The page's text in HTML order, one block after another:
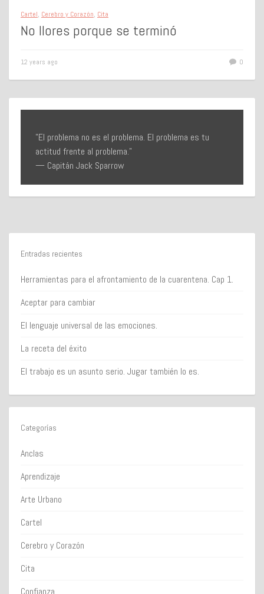
Cartel, Cerebro y Corazón, Cita
No llores porque se terminó
12 years ago 0
"El problema no es el problema. El problema es tu
actitud frente al problema."
— Capitán Jack Sparrow
Entradas recientes
Herramientas para el afrontamiento de la cuarentena. Cap 1.
Aceptar para cambiar
El lenguaje universal de las emociones.
La receta del éxito
El trabajo es un asunto serio. Jugar también lo es.
Categorías
Anclas
Aprendizaje
Arte Urbano
Cartel
Cerebro y Corazón
Cita
Confianza